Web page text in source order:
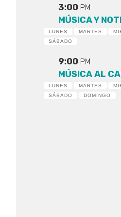
3:00 PM
MÚSICA Y
LUNES MARTES
SÁBADO
9:00 PM
MÚSICA AL
LUNES MARTES
SÁBADO
DOMINGO